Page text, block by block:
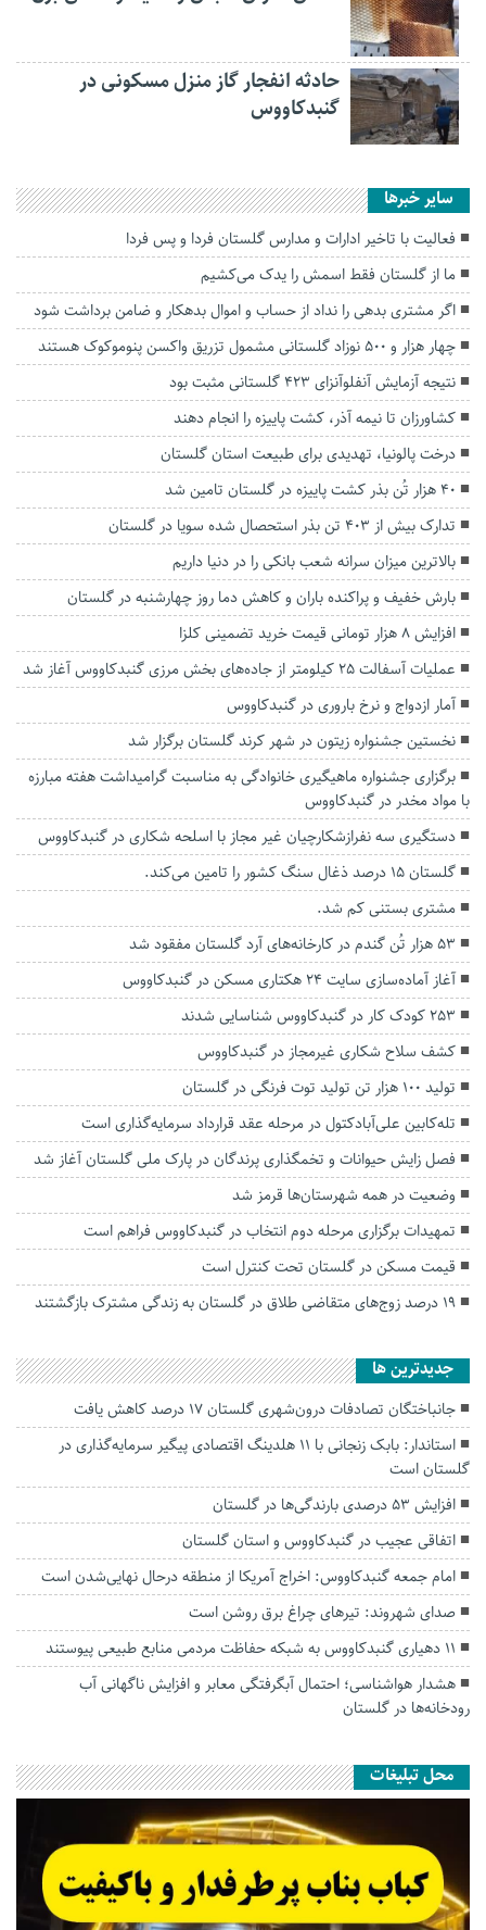
حادثه انفجار گاز منزل مسکونی در
گنبدکاووس
سایر خبرها
فعالیت با تاخیر ادارات و مدارس گلستان فردا و پس فردا
ما از گلستان فقط‌ اسمش را یدک می‌کشیم
اگر مشتری بدهی را نداد از حساب و اموال بدهکار و ضامن برداشت شود
چهار هزار و ۵۰۰ نوزاد گلستانی مشمول تزریق واکسن پنوموکوک هستند
نتیجه آزمایش آنفلوآنزای ۴۲۳ گلستانی مثبت بود
کشاورزان تا نیمه آذر، کشت پاییزه را انجام دهند
درخت پالونیا، تهدیدی برای طبیعت استان گلستان
۴۰ هزار تُن بذر کشت پاییزه در گلستان تامین شد
تدارک بیش از ۴۰۳ تن بذر استحصال شده سویا در گلستان
بالاترین میزان سرانه شعب بانکی را در دنیا داریم
بارش خفیف و پراکنده باران و کاهش دما روز چهارشنبه در گلستان
افزایش ۸ هزار تومانی قیمت خرید تضمینی کلزا
عملیات آسفالت ۲۵ کیلومتر از جاده‌های بخش مرزی گنبدکاووس آغاز شد
آمار ازدواج و نرخ باروری در گنبدکاووس
نخستین جشنواره زیتون در شهر کرند گلستان برگزار شد
برگزاری جشنواره ماهیگیری خانوادگی به‌ مناسبت گرامیداشت هفته مبارزه
با مواد مخدر در گنبدکاووس
دستگیری سه نفرازشکارچیان غیر مجاز با اسلحه شکاری در گنبدکاووس
گلستان ۱۵ درصد ذغال سنگ کشور را تامین می‌کند.
مشتری بستنی کم ‌شد.
۵۳ هزار تُن گندم در کارخانه‌های آرد گلستان مفقود شد
آغاز آماده‌سازی سایت ۲۴ هکتاری مسکن در گنبدکاووس
۲۵۳ کودک کار در گنبدکاووس شناسایی شدند
کشف سلاح شکاری غیرمجاز در گنبدکاووس
تولید ۱۰۰ هزار تن تولید توت فرنگی در گلستان
تله‌کابین علی‌آبادکتول در مرحله عقد قرارداد سرمایه‌گذاری است
فصل زایش‌ حیوانات و تخمگذاری پرندگان در پارک ملی گلستان آغاز شد
وضعیت در همه شهرستان‌ها قرمز شد
تمهیدات برگزاری مرحله دوم انتخاب در گنبدکاووس فراهم است
قیمت مسکن در گلستان تحت کنترل است
۱۹ درصد زوج‌های متقاضی طلاق در گلستان به زندگی مشترک بازگشتند
جديدترين ها
جانباختگان تصادفات درون‌شهری گلستان ۱۷ درصد کاهش یافت
استاندار: بابک زنجانی با ۱۱ هلدینگ اقتصادی پیگیر سرمایه‌گذاری در
گلستان است
افزایش ۵۳ درصدی بارندگی‌ها در گلستان
اتفاقی عجیب در‌ گنبدکاووس و استان گلستان
امام جمعه گنبدکاووس: اخراج آمریکا از منطقه درحال نهایی‌شدن است
صدای شهروند: تیرهای چراغ برق روشن است
۱۱ دهیاری گنبدکاووس به شبکه حفاظت مردمی منابع طبیعی پیوستند
هشدار هواشناسی؛ احتمال آبگرفتگی معابر و افزایش ناگهانی آب
رودخانه‌ها در گلستان
محل تبلیغات